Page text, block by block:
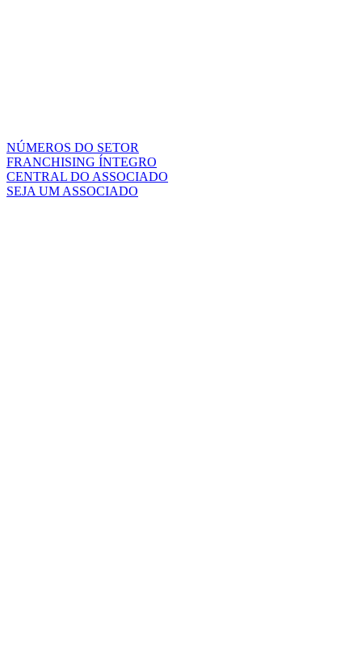
NÚMEROS DO SETOR
FRANCHISING ÍNTEGRO
CENTRAL DO ASSOCIADO
SEJA UM ASSOCIADO